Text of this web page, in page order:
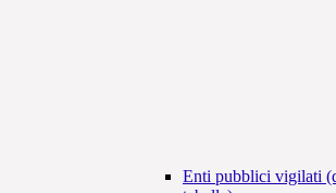
Enti pubblici vigilati